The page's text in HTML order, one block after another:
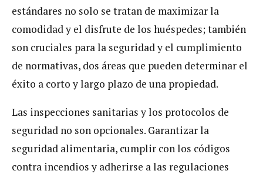
estándares no solo se tratan de maximizar la
comodidad y el disfrute de los huéspedes; también
son cruciales para la seguridad y el cumplimiento
de normativas, dos áreas que pueden determinar el
éxito a corto y largo plazo de una propiedad.
Las inspecciones sanitarias y los protocolos de
seguridad no son opcionales. Garantizar la
seguridad alimentaria, cumplir con los códigos
contra incendios y adherirse a las regulaciones